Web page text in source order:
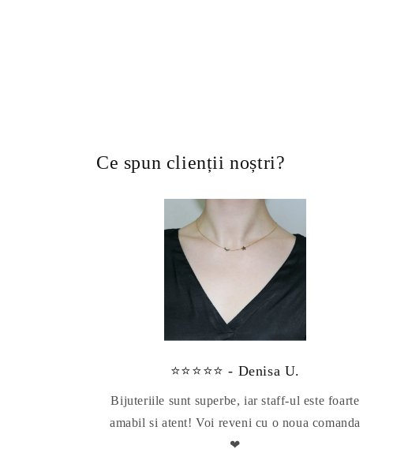
Ce spun clienții noștri?
⭐⭐⭐⭐⭐ - Denisa U.
Bijuteriile sunt superbe, iar staff-ul este foarte
amabil si atent! Voi reveni cu o noua comanda
❤